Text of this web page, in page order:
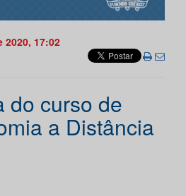
2020, 17:02
do curso de
a Distância